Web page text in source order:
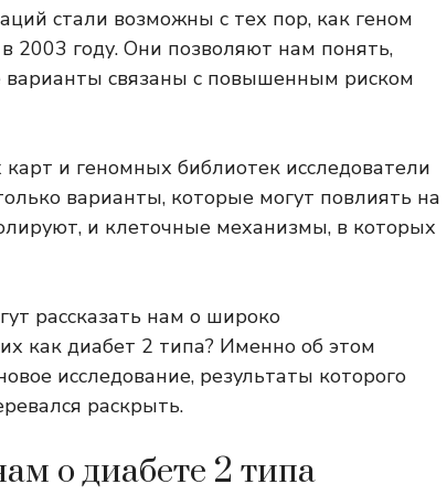
стали возможны с тех пор, как геном
2003 году. Они позволяют нам понять,
варианты связаны с повышенным риском
и геномных библиотек исследователи
варианты, которые могут повлиять на
и клеточные механизмы, в которых
рассказать нам о широко
как диабет 2 типа? Именно об этом
исследование, результаты которого
раскрыть.
о диабете 2 типа